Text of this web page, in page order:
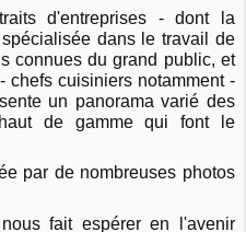
d'entreprises - dont la
dans le travail de
connues du grand public, et
chefs cuisiniers notamment -
un panorama varié des
de gamme qui font le
par de nombreuses photos
fait espérer en l'avenir